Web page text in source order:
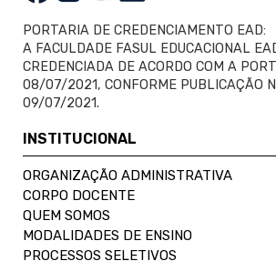
PORTARIA DE CREDENCIAMENTO EAD:
A FACULDADE FASUL EDUCACIONAL
CREDENCIADA DE ACORDO COM A
08/07/2021, CONFORME PUBLICAÇÃO
09/07/2021.
INSTITUCIONAL
ORGANIZAÇÃO ADMINISTRATIVA
CORPO DOCENTE
QUEM SOMOS
MODALIDADES DE ENSINO
PROCESSOS SELETIVOS